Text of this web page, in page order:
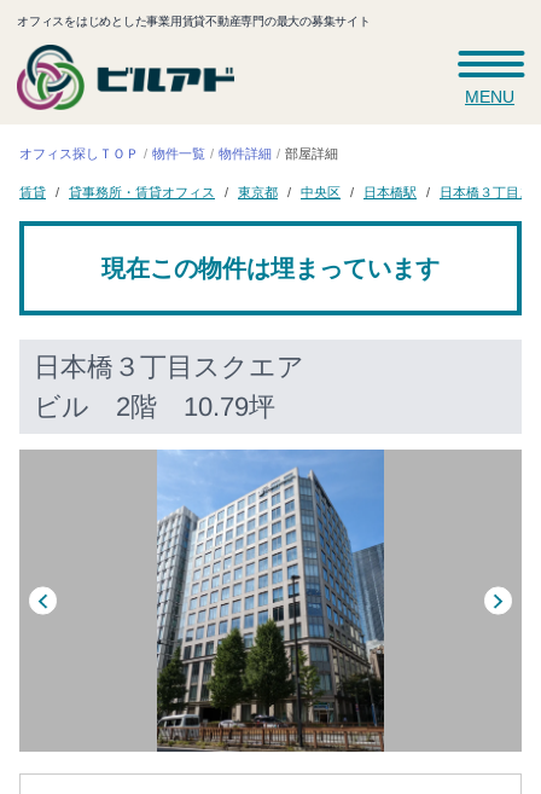
オフィスをはじめとした事業用賃貸不動産専門の最大の募集サイト
MENU
オフィス探しＴＯＰ 物件一覧 物件詳細 部屋詳細
賃貸 貸事務所・賃貸オフィス 東京都 中央区 日本橋駅 日本橋３丁目ス
現在この物件は埋まっています
日本橋３丁目スクエア
ビル 2階 10.79坪